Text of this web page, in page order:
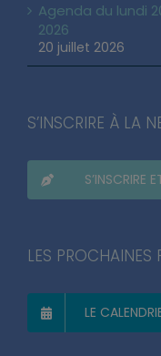
Agenda du lundi
2026
20 juillet 2026
S’INSCRIRE À LA
S’INSCRIRE
LES PROCHAINES
LE